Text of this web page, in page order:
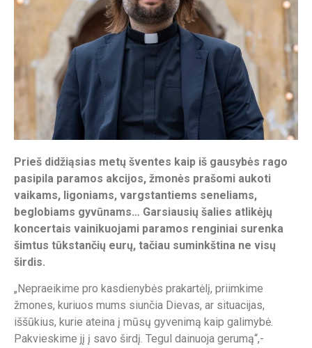
Prieš didžiąsias metų šventes kaip iš gausybės rago
pasipila paramos akcijos, žmonės prašomi aukoti
vaikams, ligoniams, vargstantiems seneliams,
beglobiams gyvūnams… Garsiausių šalies atlikėjų
koncertais vainikuojami paramos renginiai surenka
šimtus tūkstančių eurų, tačiau suminkština ne visų
širdis.
„Nepraeikime pro kasdienybės prakartėlį, priimkime
žmones, kuriuos mums siunčia Dievas, ar situacijas,
iššūkius, kurie ateina į mūsų gyvenimą kaip galimybė.
Pakvieskime jį į savo širdį. Tegul dainuoja gerumą“,-